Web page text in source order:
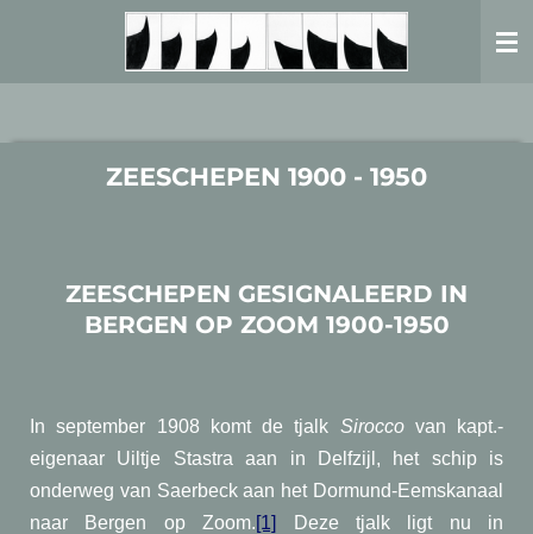
ZEESCHEPEN 1900 - 1950
ZEESCHEPEN GESIGNALEERD IN
BERGEN OP ZOOM 1900-1950
In september 1908 komt de tjalk Siroccovan kapt.-
eigenaar Uiltje Stastra aan in Delfzijl, het schip is
onderweg van Saerbeck aan het Dormund-Eemskanaal
naar Bergen op Zoom.[1]
Deze tjalk ligt nu in